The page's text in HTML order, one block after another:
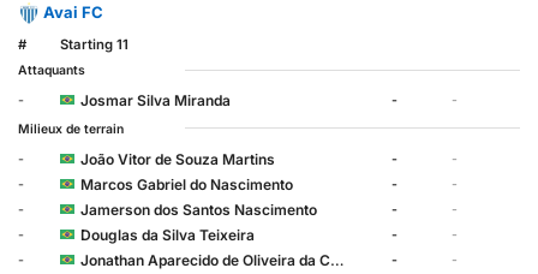
Avai FC
# Starting 11
Attaquants
-
Josmar Silva Miranda -
-
Milieux de terrain
-
João Vitor de Souza Martins -
-
-
Marcos Gabriel do Nascimento -
-
-
Jamerson dos Santos Nascimento -
-
-
Douglas da Silva Teixeira -
-
-
Jonathan Aparecido de Oliveira da Costa -
-